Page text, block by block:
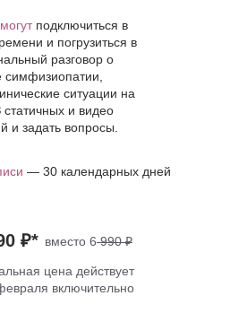
подключиться в
и погрузиться в
разговор о
симфизиопатии,
ситуации на
и видео
и задать вопросы.
— 30 календарных дней
цена действует
включительно
вместо 6990 ₽
₽*